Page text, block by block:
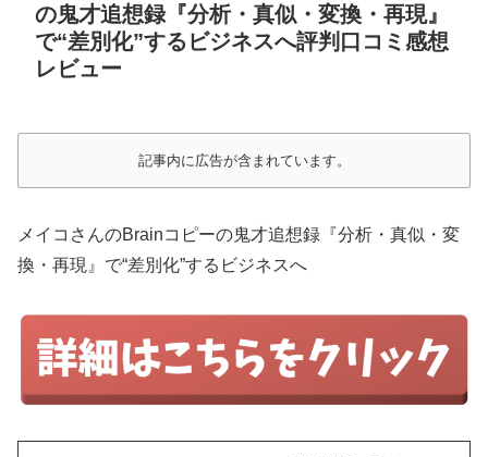
の鬼才追想録『分析・真似・変換・再現』
で“差別化”するビジネスへ評判口コミ感想
レビュー
記事内に広告が含まれています。
メイコさんのBrainコピーの鬼才追想録『分析・真似・変
換・再現』で“差別化”するビジネスへ